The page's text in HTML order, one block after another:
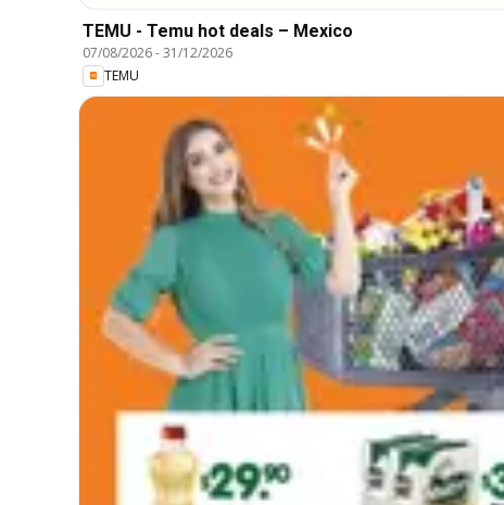
TEMU - Temu hot deals – Mexico
07/08/2026-31/12/2026
TEMU